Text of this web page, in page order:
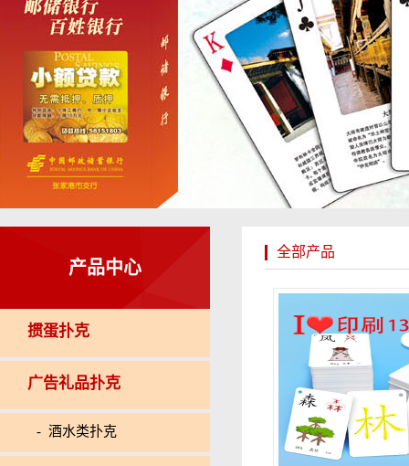
产品中心
掼蛋扑克
广告礼品扑克
- 酒水类扑克
全部产品